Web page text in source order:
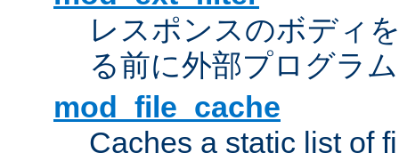
レスポンスのボディ
る前に外部プログラ
mod_file_cache
Caches a static list of